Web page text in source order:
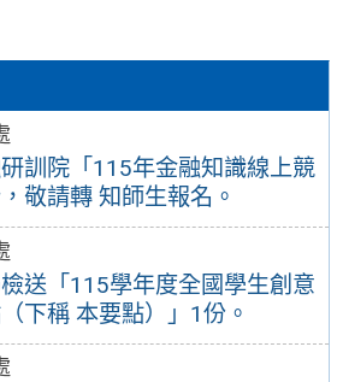
訓院「115年金融知識線上競
敬請轉 知師生報名。
送「115學年度全國學生創意
下稱 本要點）」1份。